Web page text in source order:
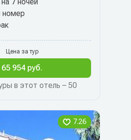
номер
в этот отель – 50
Цена за тур
65 954 руб.
7.26